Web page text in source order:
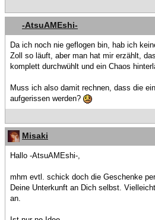
-AtsuAMEshi-
Da ich noch nie geflogen bin, hab ich
Zoll so läuft, aber man hat mir erzählt,
komplett durchwühlt und ein Chaos
Muss ich also damit rechnen, dass die
aufgerissen werden?
Misaki
Hallo -AtsuAMEshi-,
mhm evtl. schick doch die Geschenke
Deine Unterkunft an Dich selbst.
an.